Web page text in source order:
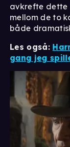
avkrefte dette
mellom de to
både
Les også:
gang jeg